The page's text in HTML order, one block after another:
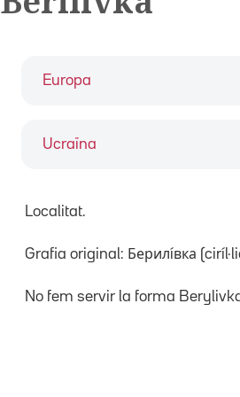
Europa
Ucraïna
Localitat.
Grafia original: Берилíвка
No fem servir la forma